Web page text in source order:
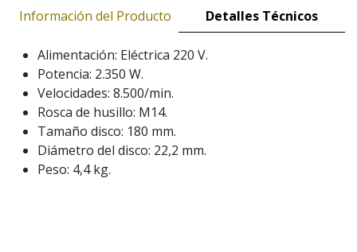
Información del Producto Detalles Técnicos
Alimentación: Eléctrica 220 V.
Potencia: 2.350 W.
Velocidades: 8.500/min.
Rosca de husillo: M14.
Tamaño disco: 180 mm.
Diámetro del disco: 22,2 mm.
Peso: 4,4 kg.